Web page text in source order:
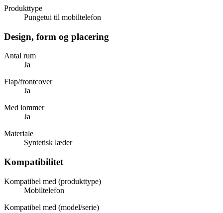
Produkttype
Pungetui til mobiltelefon
Design, form og placering
Antal rum
Ja
Flap/frontcover
Ja
Med lommer
Ja
Materiale
Syntetisk læder
Kompatibilitet
Kompatibel med (produkttype)
Mobiltelefon
Kompatibel med (model/serie)